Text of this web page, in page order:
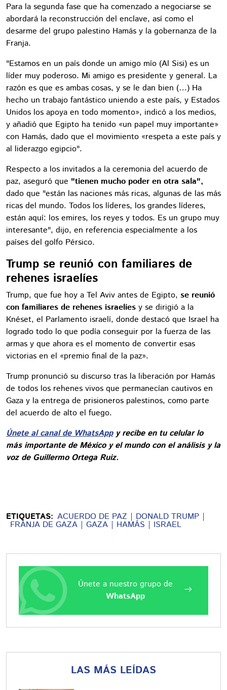
Para la segunda fase que ha comenzado a negociarse se
abordará la reconstrucción del enclave, así como el
desarme del grupo palestino Hamás y la gobernanza de la
Franja.
"Estamos en un país donde un amigo mío (Al Sisi) es un
líder muy poderoso. Mi amigo es presidente y general. La
razón es que es ambas cosas, y se le dan bien (…) Ha
hecho un trabajo fantástico uniendo a este país, y Estados
Unidos los apoya en todo momento», indicó a los medios,
y añadió que Egipto ha tenido «un papel muy importante»
con Hamás, dado que el movimiento «respeta a este país y
al liderazgo egipcio".
Respecto a los invitados a la ceremonia del acuerdo de
paz, aseguró que "tienen mucho poder en otra sala",
dado que "están las naciones más ricas, algunas de las más
ricas del mundo. Todos los líderes, los grandes líderes,
están aquí: los emires, los reyes y todos. Es un grupo muy
interesante", dijo, en referencia especialmente a los
países del golfo Pérsico.
Trump se reunió con familiares de
rehenes israelíes
Trump, que fue hoy a Tel Aviv antes de Egipto, se reunió
con familiares de rehenes israelíes y se dirigió a la
Knéset, el Parlamento israelí, donde destacó que Israel ha
logrado todo lo que podía conseguir por la fuerza de las
armas y que ahora es el momento de convertir esas
victorias en el «premio final de la paz».
Trump pronunció su discurso tras la liberación por Hamás
de todos los rehenes vivos que permanecían cautivos en
Gaza y la entrega de prisioneros palestinos, como parte
del acuerdo de alto el fuego.
Únete al canal de WhatsAppy recibe en tu celular lo
más importante de México y el mundo con el análisis y la
voz de Guillermo Ortega Ruiz.
ETIQUETAS: ACUERDO DE PAZ DONALD TRUMP
FRANJA DE GAZA GAZA HAMÁS ISRAEL
Únete a nuestro grupo de
WhatsApp
LAS MÁS LEÍDAS